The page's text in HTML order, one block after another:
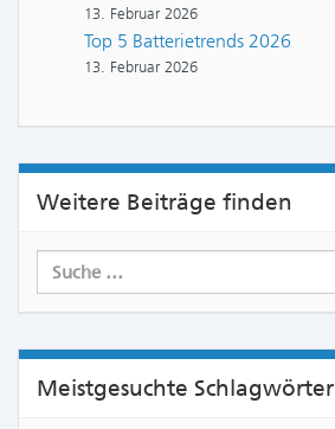
13. Februar 2026
Top 5 Batterietrends 2026
13. Februar 2026
Weitere Beiträge finden
Meistgesuchte Schlagwörter